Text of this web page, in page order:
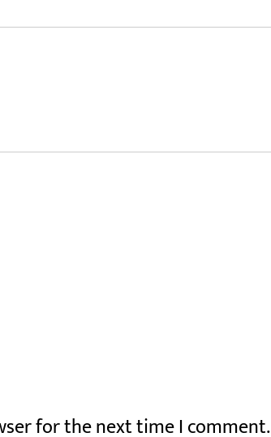
for the next time I comment.